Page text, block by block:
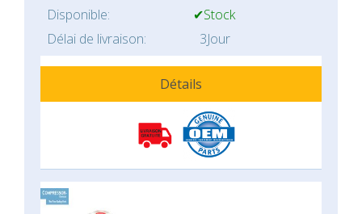
Disponible:
✔Stock
Délai de livraison:
3Jour
Détails